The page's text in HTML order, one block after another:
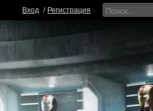
Вxoд Регистрация